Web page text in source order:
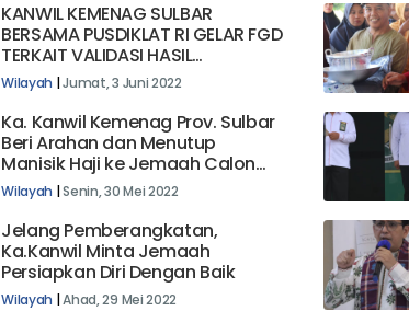
KANWIL KEMENAG SULBAR
BERSAMA PUSDIKLAT RI GELAR FGD
TERKAIT VALIDASI HASIL
SINKRONISASI DATA DAN ANALISIS
KEBUTUHAN PELATIHAN
Wilayah |Jumat, 3 Juni 2022
Ka. Kanwil Kemenag Prov. Sulbar
Beri Arahan dan Menutup
Manisik Haji ke Jemaah Calon
Haji di Kabupaten Mamuju
Tengah Patuhi Protokol
Kesehatan
Wilayah |Senin, 30 Mei 2022
Jelang Pemberangkatan,
Ka.Kanwil Minta Jemaah
Persiapkan Diri Dengan Baik
Wilayah |Ahad, 29 Mei 2022